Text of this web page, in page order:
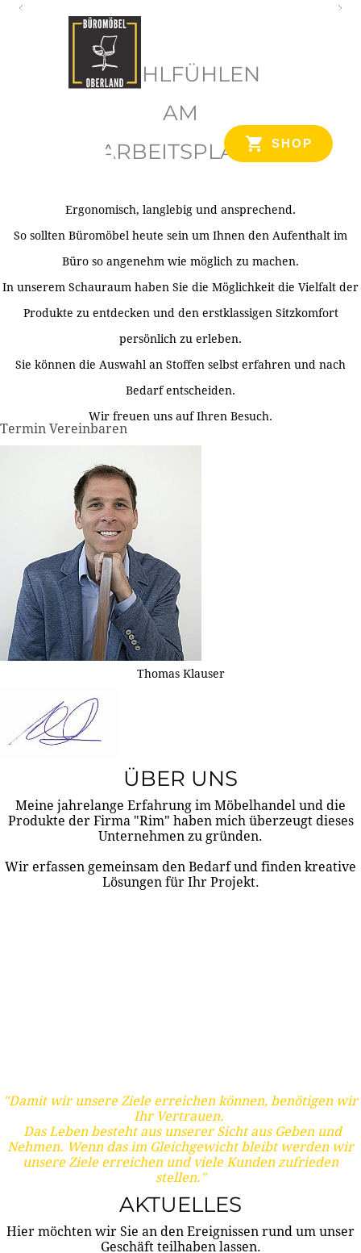
SHOP
WOHLFÜHLEN
AM
ARBEITSPLATZ
Ergonomisch, langlebig und ansprechend.
So sollten Büromöbel heute sein um Ihnen den Aufenthalt im
Büro so angenehm wie möglich zu machen.
In unserem Schauraum haben Sie die Möglichkeit die Vielfalt der
Produkte zu entdecken und den erstklassigen Sitzkomfort
persönlich zu erleben.
Sie können die Auswahl an Stoffen selbst erfahren und nach
Bedarf entscheiden.
Wir freuen uns auf Ihren Besuch.
Termin Vereinbaren
Thomas Klauser
ÜBER UNS
Meine jahrelange Erfahrung im Möbelhandel und die
Produkte der Firma "Rim" haben mich überzeugt dieses
Unternehmen zu gründen.
Wir erfassen gemeinsam den Bedarf und finden kreative
Lösungen für Ihr Projekt.
"Damit wir unsere Ziele erreichen können, benötigen wir
Ihr Vertrauen.
Das Leben besteht aus unserer Sicht aus Geben und
Nehmen. Wenn das im Gleichgewicht bleibt werden wir
unsere Ziele erreichen und viele Kunden zufrieden
stellen."
AKTUELLES
Hier möchten wir Sie an den Ereignissen rund um unser
Geschäft teilhaben lassen.